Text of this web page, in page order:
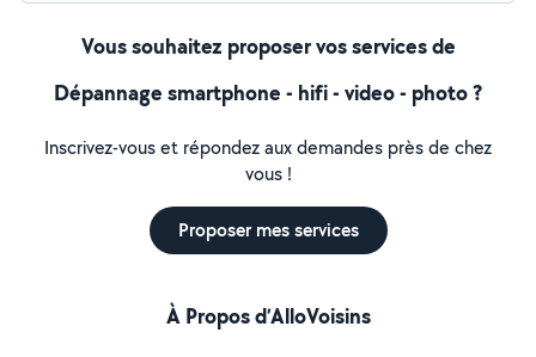
Vous souhaitez proposer vos services de
Dépannage smartphone - hifi - video - photo ?
Inscrivez-vous et répondez aux demandes près de chez
vous !
Proposer mes services
À Propos d’AlloVoisins